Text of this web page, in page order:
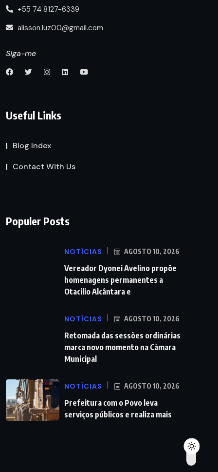
+55 74 8127-6339
alisson.luz00@gmail.com
Siga-me
Useful Links
Blog Index
Contact With Us
Populer Posts
NOTÍCIAS AGOSTO 10, 2026
Vereador Dyonei Avelino propõe
homenagens permanentes a
Otacilio Alcântara e
NOTÍCIAS AGOSTO 10, 2026
Retomada das sessões ordinárias
marca novo momento na Câmara
Municipal
NOTÍCIAS AGOSTO 10, 2026
Prefeitura com o Povo leva
serviços públicos e realiza mais